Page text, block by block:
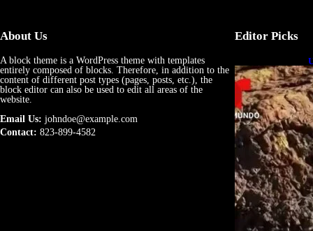
About Us
A block theme is a WordPress theme with templates
entirely composed of blocks. Therefore, in addition to the
content of different post types (pages, posts, etc.), the
block editor can also be used to edit all areas of the
website.
Email Us: johndoe@example.com
Contact: 823-899-4582
Editor Picks